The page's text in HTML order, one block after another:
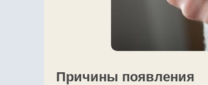
Причины появления